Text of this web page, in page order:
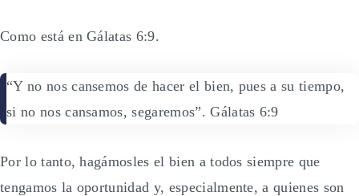
Como está en Gálatas 6:9.
“Y no nos cansemos de hacer el bien, pues a su tiempo,
si no nos cansamos, segaremos”. Gálatas 6:9
Por lo tanto, hagámosles el bien a todos siempre que
tengamos la oportunidad y, especialmente, a quienes son